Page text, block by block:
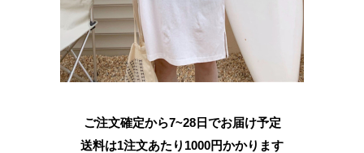
ご注文確定から7~28日でお届け予定
送料は1注文あたり 1000円かかります